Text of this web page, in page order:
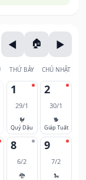
THỨ BẢY CHỦ NHẬT
1
29/1
🐓
Quý Dậu
2
30/1
🐕
Giáp Tuất
8
6/2
🐉
9
7/2
🐍